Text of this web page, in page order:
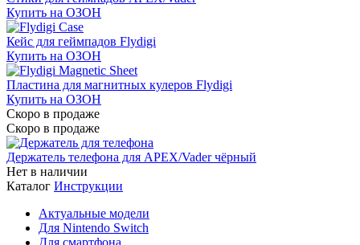
Купить на ОЗОН
Кейс для геймпадов Flydigi
Купить на ОЗОН
Пластина для магнитных кулеров Flydigi
Купить на ОЗОН
Скоро в продаже
Скоро в продаже
Держатель телефона для APEX/Vader чёрный
Нет в наличии
Каталог Инструкции
Актуальные модели
Для Nintendo Switch
Для смартфона